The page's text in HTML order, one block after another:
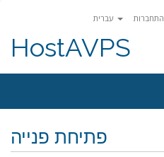
התחברות
HostAVPS
פתיחת פנייה